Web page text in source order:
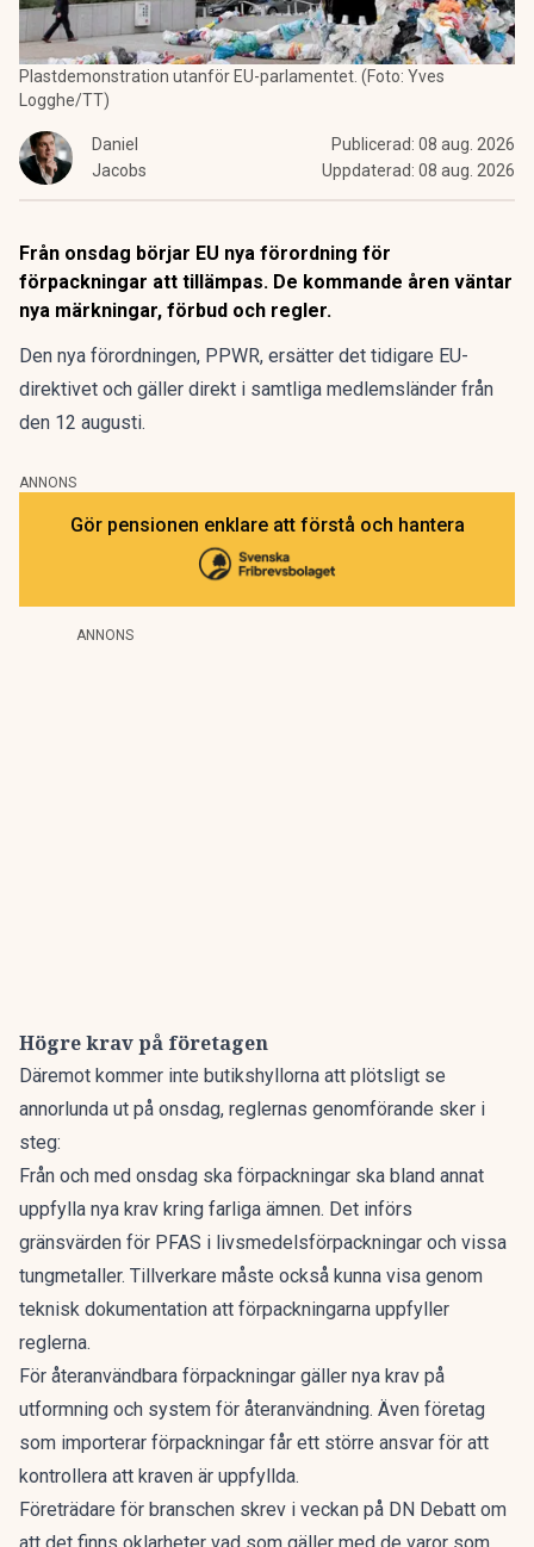
Plastdemonstration utanför EU-parlamentet. (Foto: Yves
Logghe/TT)
Daniel
Jacobs
Publicerad: 08 aug. 2026
Uppdaterad: 08 aug. 2026
Från onsdag börjar EU nya förordning för
förpackningar att tillämpas. De kommande åren väntar
nya märkningar, förbud och regler.
Den nya förordningen, PPWR, ersätter det tidigare EU-
direktivet och gäller direkt i samtliga medlemsländer från
den 12 augusti.
ANNONS
Gör pensionen enklare att förstå och hantera
ANNONS
Högre krav på företagen
Däremot kommer inte butikshyllorna att plötsligt se
annorlunda ut på onsdag, reglernas genomförande sker i
steg:
Från och med onsdag ska förpackningar ska bland annat
uppfylla nya krav kring farliga ämnen. Det införs
gränsvärden för PFAS i livsmedelsförpackningar och vissa
tungmetaller. Tillverkare måste också kunna visa genom
teknisk dokumentation att förpackningarna uppfyller
reglerna.
För återanvändbara förpackningar gäller nya krav på
utformning och system för återanvändning. Även företag
som importerar förpackningar får ett större ansvar för att
kontrollera att kraven är uppfyllda.
Företrädare för branschen skrev i veckan på DN Debatt om